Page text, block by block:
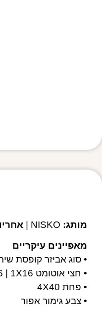
מותג:
מאפיינים עיקריים
• סוג אביזר קופסת
• חצי אוטומט 3X16 | 1X16
• פחת 4X40
• צבע גימור אפור